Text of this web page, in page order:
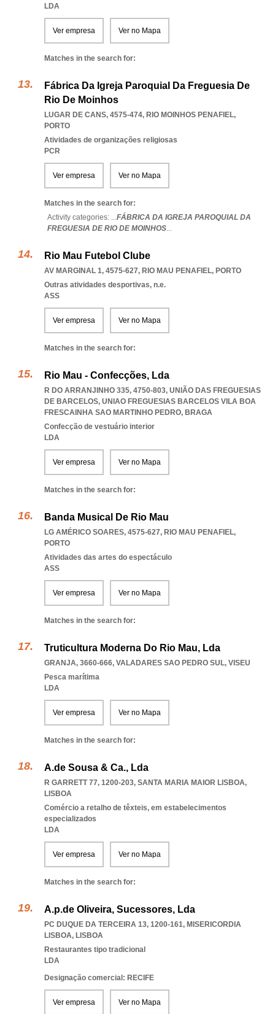
LDA
Ver empresa Ver no Mapa
Matches in the search for:
Fábrica Da Igreja Paroquial Da Freguesia De
Rio De Moinhos
LUGAR DE CANS, 4575-474, RIO MOINHOS PENAFIEL,
PORTO
Atividades de organizações religiosas
PCR
Ver empresa Ver no Mapa
Matches in the search for:
Activity categories: ...FÁBRICA DA IGREJA PAROQUIAL DA
FREGUESIA DE RIO DE MOINHOS...
Rio Mau Futebol Clube
AV MARGINAL 1, 4575-627, RIO MAU PENAFIEL, PORTO
Outras atividades desportivas, n.e.
ASS
Ver empresa Ver no Mapa
Matches in the search for:
Rio Mau - Confecções, Lda
R DO ARRANJINHO 335, 4750-803, UNIÃO DAS FREGUESIAS
DE BARCELOS, UNIAO FREGUESIAS BARCELOS VILA BOA
FRESCAINHA SAO MARTINHO PEDRO, BRAGA
Confecção de vestuário interior
LDA
Ver empresa Ver no Mapa
Matches in the search for:
Banda Musical De Rio Mau
LG AMÉRICO SOARES, 4575-627, RIO MAU PENAFIEL,
PORTO
Atividades das artes do espectáculo
ASS
Ver empresa Ver no Mapa
Matches in the search for:
Truticultura Moderna Do Rio Mau, Lda
GRANJA, 3660-666, VALADARES SAO PEDRO SUL, VISEU
Pesca marítima
LDA
Ver empresa Ver no Mapa
Matches in the search for:
A.de Sousa & Ca., Lda
R GARRETT 77, 1200-203, SANTA MARIA MAIOR LISBOA,
LISBOA
Comércio a retalho de têxteis, em estabelecimentos
especializados
LDA
Ver empresa Ver no Mapa
Matches in the search for:
A.p.de Oliveira, Sucessores, Lda
PC DUQUE DA TERCEIRA 13, 1200-161, MISERICORDIA
LISBOA, LISBOA
Restaurantes tipo tradicional
LDA
Designação comercial: RECIFE
Ver empresa Ver no Mapa